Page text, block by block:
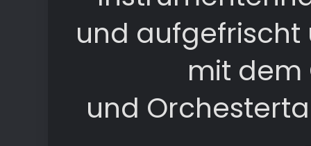
und aufgefrischt
mit dem
und